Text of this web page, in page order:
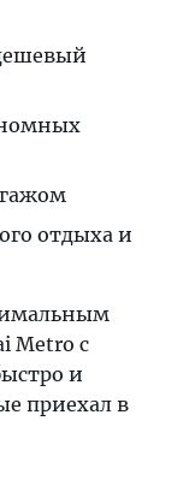
отдыха и
Metro с
и
приехал в